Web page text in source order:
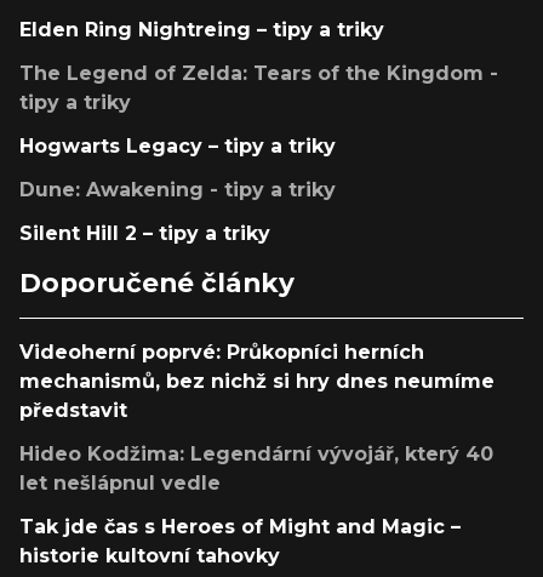
Elden Ring Nightreing – tipy a triky
The Legend of Zelda: Tears of the Kingdom -
tipy a triky
Hogwarts Legacy – tipy a triky
Dune: Awakening - tipy a triky
Silent Hill 2 – tipy a triky
Doporučené články
Videoherní poprvé: Průkopníci herních
mechanismů, bez nichž si hry dnes neumíme
představit
Hideo Kodžima: Legendární vývojář, který 40
let nešlápnul vedle
Tak jde čas s Heroes of Might and Magic –
historie kultovní tahovky